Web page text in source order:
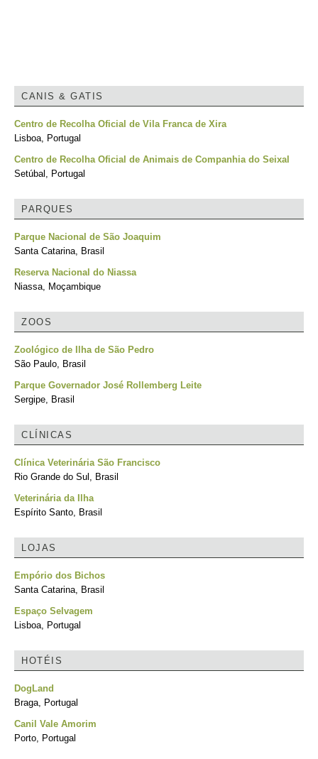
CANIS & GATIS
Centro de Recolha Oficial de Vila Franca de Xira
Lisboa, Portugal
Centro de Recolha Oficial de Animais de Companhia do Seixal
Setúbal, Portugal
PARQUES
Parque Nacional de São Joaquim
Santa Catarina, Brasil
Reserva Nacional do Niassa
Niassa, Moçambique
ZOOS
Zoológico de Ilha de São Pedro
São Paulo, Brasil
Parque Governador José Rollemberg Leite
Sergipe, Brasil
CLÍNICAS
Clínica Veterinária São Francisco
Rio Grande do Sul, Brasil
Veterinária da Ilha
Espírito Santo, Brasil
LOJAS
Empório dos Bichos
Santa Catarina, Brasil
Espaço Selvagem
Lisboa, Portugal
HOTÉIS
DogLand
Braga, Portugal
Canil Vale Amorim
Porto, Portugal